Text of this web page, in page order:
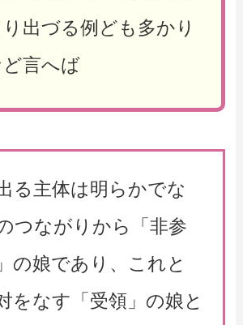
出づる例ども多かり
言へば
る主体は明らかでな
つながりから「非参
の娘であり、これと
をなす「受領」の娘と